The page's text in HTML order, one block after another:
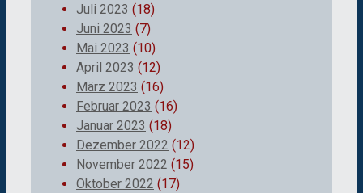
Juli 2023 (18)
Juni 2023 (7)
Mai 2023 (10)
April 2023 (12)
März 2023 (16)
Februar 2023 (16)
Januar 2023 (18)
Dezember 2022 (12)
November 2022 (15)
Oktober 2022 (17)